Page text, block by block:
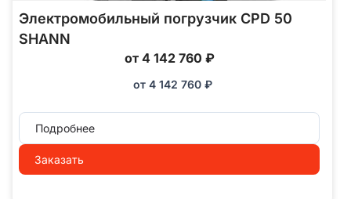
Электромобильный погрузчик CPD 50
SHANN
от 4 142 760 ₽
от 4 142 760 ₽
Подробнее
Заказать